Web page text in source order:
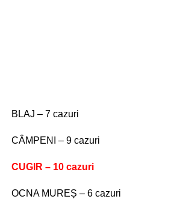
BLAJ – 7 cazuri
CÂMPENI – 9 cazuri
CUGIR – 10 cazuri
OCNA MUREȘ – 6 cazuri